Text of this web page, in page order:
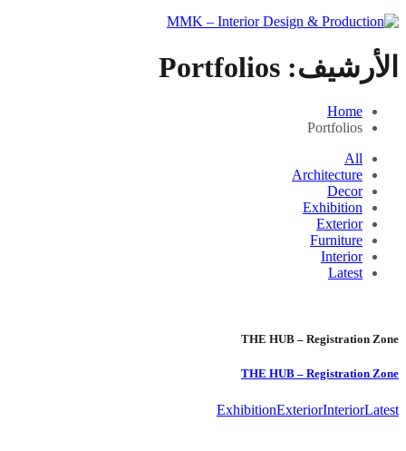
الأرشيف: Portfolios
Home
Portfolios
All
Architecture
Decor
Exhibition
Exterior
Furniture
Interior
Latest
THE HUB – Registration Zone
THE HUB – Registration Zone
ExhibitionExteriorInteriorLatest